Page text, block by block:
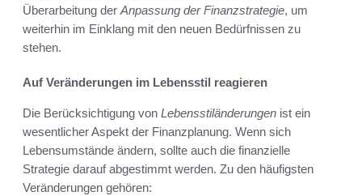
Überarbeitung der Anpassung der Finanzstrategie, um
weiterhin im Einklang mit den neuen Bedürfnissen zu
stehen.
Auf Veränderungen im Lebensstil reagieren
Die Berücksichtigung von Lebensstiländerungen ist ein
wesentlicher Aspekt der Finanzplanung. Wenn sich
Lebensumstände ändern, sollte auch die finanzielle
Strategie darauf abgestimmt werden. Zu den häufigsten
Veränderungen gehören: